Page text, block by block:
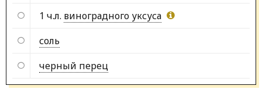
1 ч.л. виноградного уксуса
соль
черный перец